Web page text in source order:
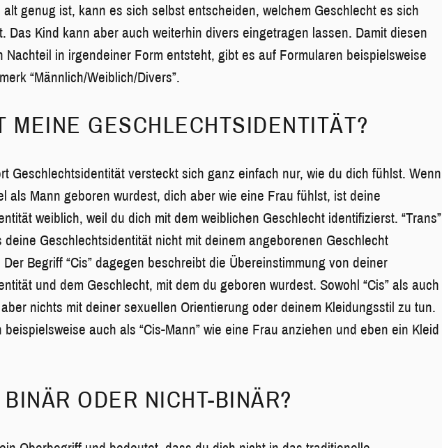
alt genug ist, kann es sich selbst entscheiden, welchem Geschlecht es sich
Das Kind kann aber auch weiterhin divers eingetragen lassen. Damit diesen
Nachteil in irgendeiner Form entsteht, gibt es auf Formularen beispielsweise
“Männlich/Weiblich/Divers”.
MEINE GESCHLECHTSIDENTITÄT?
Geschlechtsidentität versteckt sich ganz einfach nur, wie du dich fühlst. Wenn
als Mann geboren wurdest, dich aber wie eine Frau fühlst, ist deine
weiblich, weil du dich mit dem weiblichen Geschlecht identifizierst. “Trans”
deine Geschlechtsidentität nicht mit deinem angeborenen Geschlecht
Begriff “Cis” dagegen beschreibt die Übereinstimmung von deiner
und dem Geschlecht, mit dem du geboren wurdest. Sowohl “Cis” als auch
aber nichts mit deiner sexuellen Orientierung oder deinem Kleidungsstil zu tun.
beispielsweise auch als “Cis-Mann” wie eine Frau anziehen und eben ein Kleid
ODER NICHT-BINÄR?